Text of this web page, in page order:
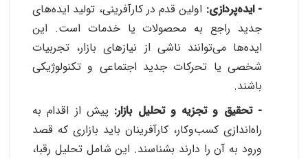
- ایده‌پردازی: اولین قدم در کارآفرینی، تولید ایده‌های
جدید راجع به محصولات یا خدمات است. این
ایده‌ها می‌توانند ناشی از نیازهای بازار، تجربیات
شخصی یا تحرکات جدید اجتماعی و تکنولوژیکی
باشند.
- تحقیق و تجزیه و تحلیل بازار: پیش از اقدام به
راه‌اندازی کسب‌وکار، کارآفرینان باید بازاری که قصد
ورود به آن را دارند بشناسند. این شامل تحلیل رقبا،